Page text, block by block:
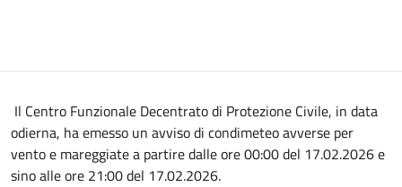
Il Centro Funzionale Decentrato di Protezione Civile, in data
odierna, ha emesso un avviso di condimeteo avverse per
vento e mareggiate a partire dalle ore 00:00 del 17.02.2026 e
sino alle ore 21:00 del 17.02.2026.